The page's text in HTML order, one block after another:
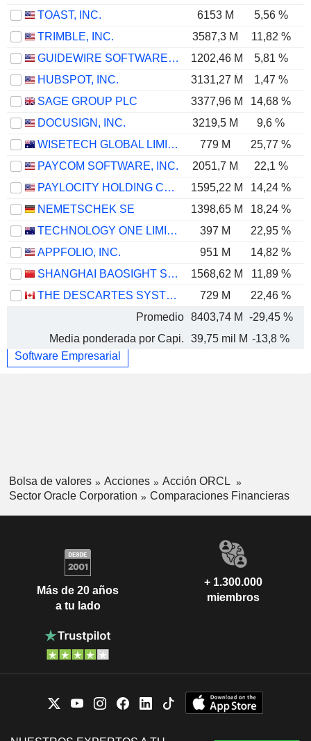
TOAST, INC.
6153 M
5,56 %
TRIMBLE, INC.
3587,3 M 11,82 %
GUIDEWIRE SOFTWARE, INC.
1202,46 M 5,81 %
HUBSPOT, INC.
3131,27 M 1,47 %
SAGE GROUP PLC
3377,96 M 14,68 %
DOCUSIGN, INC.
3219,5 M 9,6 %
WISETECH GLOBAL LIMITED
779 M 25,77 %
PAYCOM SOFTWARE, INC.
2051,7 M 22,1 %
PAYLOCITY HOLDING CORPORATION
1595,22 M 14,24 %
NEMETSCHEK SE
1398,65 M 18,24 %
TECHNOLOGY ONE LIMITED
397 M 22,95 %
APPFOLIO, INC.
951 M 14,82 %
SHANGHAI BAOSIGHT SOFTWARE CO.,LTD.
1568,62 M 11,89 %
THE DESCARTES SYSTEMS GROUP INC.
729 M 22,46 %
Promedio 8403,74 M -29,45 %
Media ponderada por Capi.
39,75 mil M -13,8 %
Software Empresarial
Bolsa de valores Acciones
Acción ORCL
Sector Oracle Corporation
Comparaciones Financieras
Más de 20 años
a tu lado
+ 1.300.000
miembros